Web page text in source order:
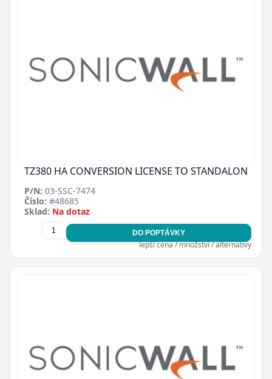
TZ380 HA CONVERSION LICENSE TO STANDALON
P/N: 03-SSC-7474
Číslo: #48685
Sklad: Na dotaz
DO POPTÁVKY
lepší cena / množství / alternativy